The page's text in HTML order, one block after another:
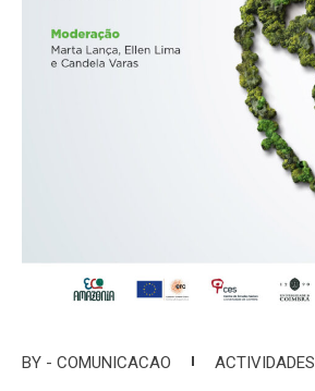
BY - COMUNICACAO ACTIVIDADES